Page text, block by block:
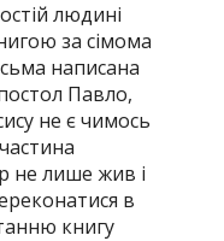
людині
за сімома
написана
Павло,
не є чимось
не лише жив і
в
книгу